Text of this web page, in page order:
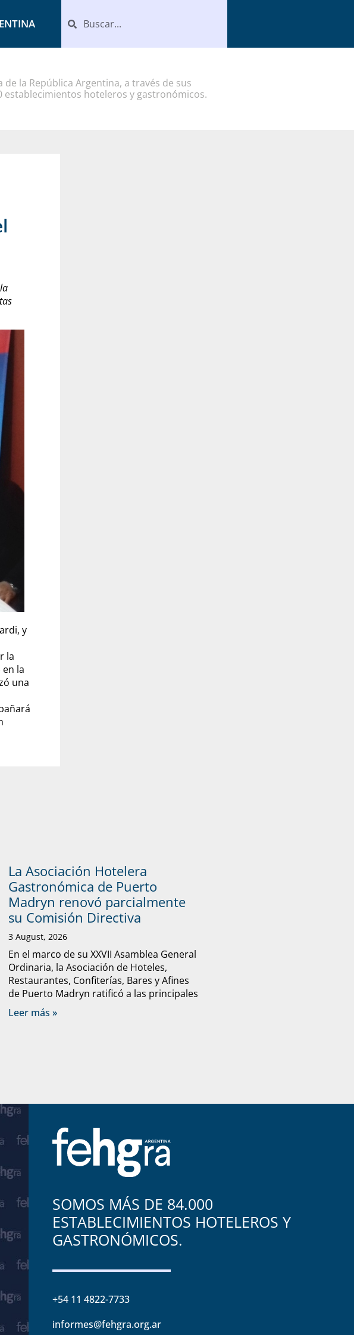
la República Argentina, a través de sus
establecimientos hoteleros y gastronómicos.
y
la
la
una
La Asociación Hotelera
Gastronómica de Puerto
Madryn renovó parcialmente
su Comisión Directiva
3 August, 2026
En el marco de su XXVII Asamblea General
Ordinaria, la Asociación de Hoteles,
Restaurantes, Confiterías, Bares y Afines
de Puerto Madryn ratificó a las principales
Leer más »
SOMOS MÁS DE 84.000
ESTABLECIMIENTOS HOTELEROS Y
GASTRONÓMICOS.
+54 11 4822-7733
informes@fehgra.org.ar